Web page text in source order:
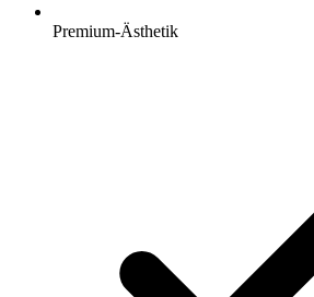
Premium-Ästhetik